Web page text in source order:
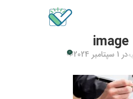
image
در 1 سپتامبر 2024 0